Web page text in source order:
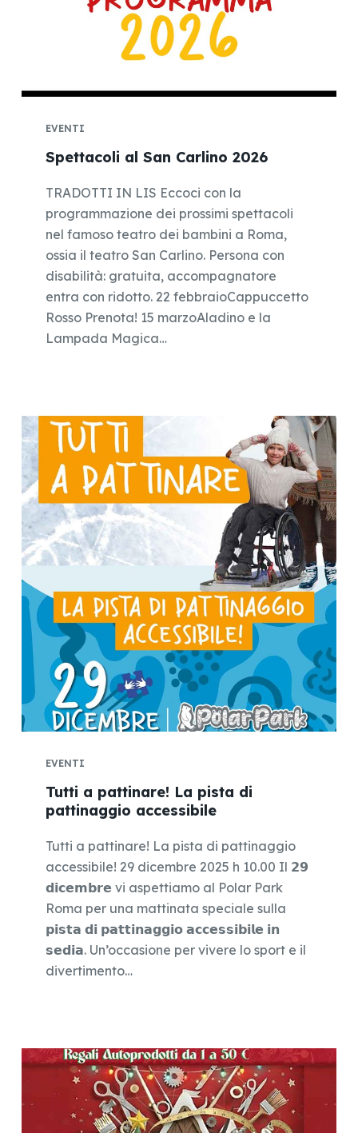
EVENTI
Spettacoli al San Carlino 2026
TRADOTTI IN LIS Eccoci con la
programmazione dei prossimi spettacoli
nel famoso teatro dei bambini a Roma,
ossia il teatro San Carlino. Persona con
disabilità: gratuita, accompagnatore
entra con ridotto. 22 febbraioCappuccetto
Rosso Prenota! 15 marzoAladino e la
Lampada Magica…
EVENTI
Tutti a pattinare! La pista di
pattinaggio accessibile
Tutti a pattinare! La pista di pattinaggio
accessibile! 29 dicembre 2025 h 10.00 Il 𝟮𝟵
𝗱𝗶𝗰𝗲𝗺𝗯𝗿𝗲 vi aspettiamo al Polar Park
Roma per una mattinata speciale sulla
𝗽𝗶𝘀𝘁𝗮 𝗱𝗶 𝗽𝗮𝘁𝘁𝗶𝗻𝗮𝗴𝗴𝗶𝗼 𝗮𝗰𝗰𝗲𝘀𝘀𝗶𝗯𝗶𝗹𝗲 𝗶𝗻
𝘀𝗲𝗱𝗶𝗮. Un’occasione per vivere lo sport e il
divertimento…